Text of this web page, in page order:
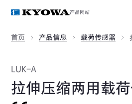
产品网站
首页 产品信息 载荷传感器
LUK-A
拉伸压缩两用载